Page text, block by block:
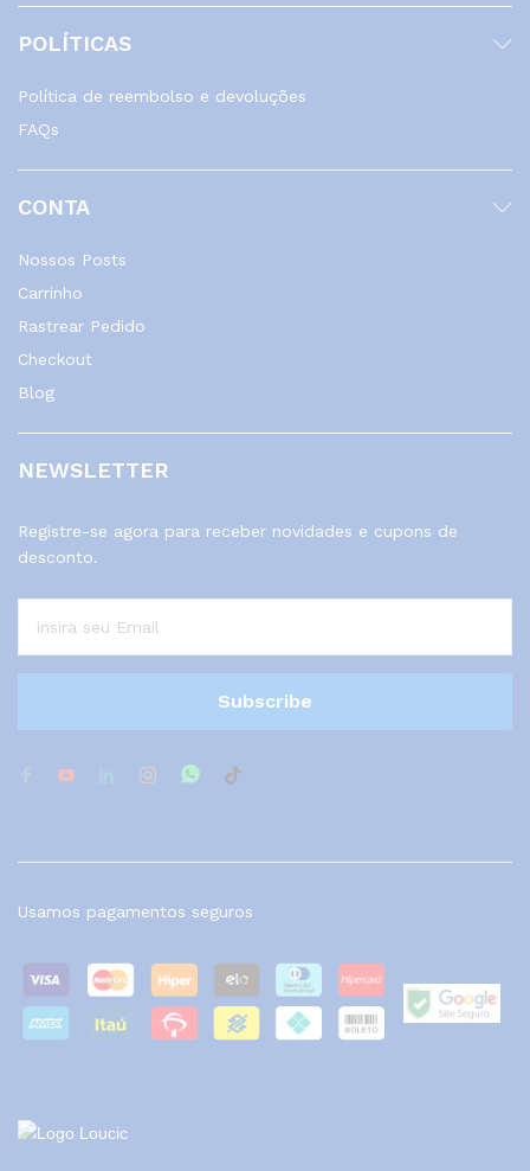
POLÍTICAS
Política de reembolso e devoluções
FAQs
CONTA
Nossos Posts
Carrinho
Rastrear Pedido
Checkout
Blog
NEWSLETTER
Registre-se agora para receber novidades e cupons de
desconto.
Usamos pagamentos seguros